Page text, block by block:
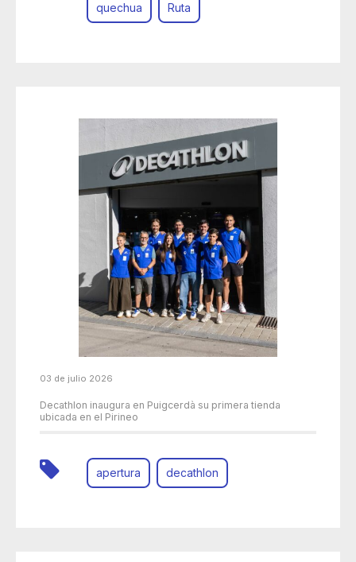
quechua Ruta
03 de julio 2026
Decathlon inaugura en Puigcerdà su primera tienda
ubicada en el Pirineo
apertura decathlon